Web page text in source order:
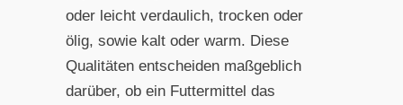
oder leicht verdaulich, trocken oder
ölig, sowie kalt oder warm. Diese
Qualitäten entscheiden maßgeblich
darüber, ob ein Futtermittel das